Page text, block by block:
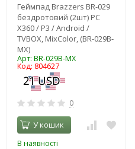
Геймпад Brazzers BR-029
бездротовий (2шт) PC
X360 / P3 / Android /
TVBOX, MixColor, (BR-029B-
MX)
Арт: BR-029B-MX
Код: 804627
0
У кошик
В наявності